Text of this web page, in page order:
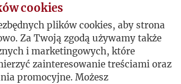
cookies
plików cookies, aby strona
Za Twoją zgodą używamy także
i marketingowych, które
zainteresowanie treściami oraz
promocyjne. Możesz